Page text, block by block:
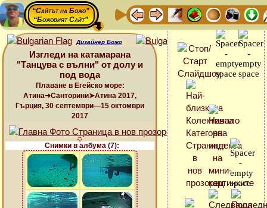
“Сайтът на Божо”
“Божовият Сайт”
Дизайнер Божо
Изгледи на катамарана
"Танцува с вълни" от долу и
под вода
Плаване в Егейско море:
Атина➜Санторини➤Атина 2017,
Гърция, 30 септември—15 октомври
2017
Снимки в албума (7):